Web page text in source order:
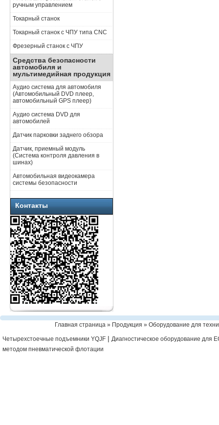
ручным управлением
Токарный станок
Токарный станок с ЧПУ типа CNC
Фрезерный станок с ЧПУ
Средства безопасности
автомобиля и
мультимедийная продукция
Аудио система для автомобиля
(Автомобильный DVD плеер,
автомобильный GPS плеер)
Аудио система DVD для
автомобилей
Датчик парковки заднего обзора
Датчик, приемный модуль
(Система контроля давления в
шинах)
Автомобильная видеокамера
системы безопасности
Контакты
Главная страница » Продукция » Оборудование для
Четырехстоечные подъемники YQJF | Диагностическое оборудование для
методом пневматической флотации